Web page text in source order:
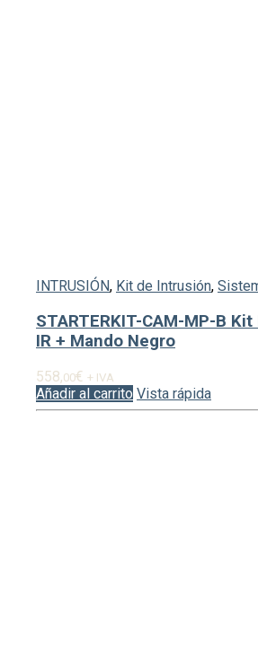
INTRUSIÓN, Kit de Intrusión,
STARTERKIT-CAM-MP-B Kit
IR + Mando Negro
558,00€ + IVA
Añadir al carrito Vista rápida